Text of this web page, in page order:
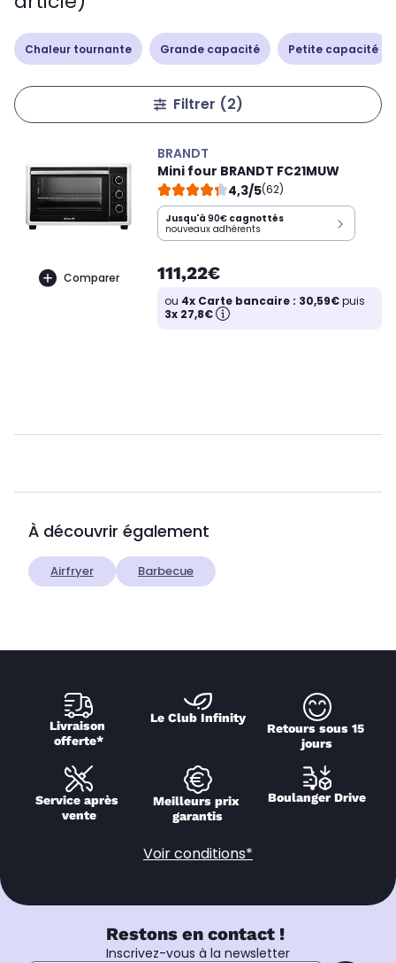
Chaleur tournante Grande capacité Petite capacité
Filtrer (2)
Comparer
BRANDT
Mini four BRANDT FC21MUW
4,3/5(62)
Jusqu'à 90€ cagnottés
nouveaux adhérents
111,22€
ou 4x Carte bancaire : 30,59€puis
3x 27,8€
À découvrir également
Airfryer Barbecue
Livraison
offerte*
Le Club Infinity
Retours sous 15
jours
Service après
vente
Meilleurs prix
garantis
Boulanger Drive
Voir conditions*
Restons en contact !
Inscrivez-vous à la newsletter